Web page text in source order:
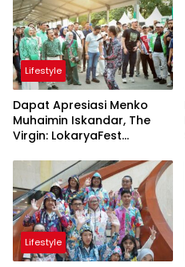
Lifestyle
Dapat Apresiasi Menko
Muhaimin Iskandar, The
Virgin: LokaryaFest
Pertemukan Kolaborasi
Apik
Lifestyle